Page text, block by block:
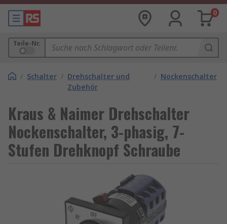
0
Teile-Nr.
/ Schalter / Drehschalter und
Zubehör
/ Nockenschalter
Kraus & Naimer Drehschalter
Nockenschalter, 3-phasig, 7-
Stufen Drehknopf Schraube